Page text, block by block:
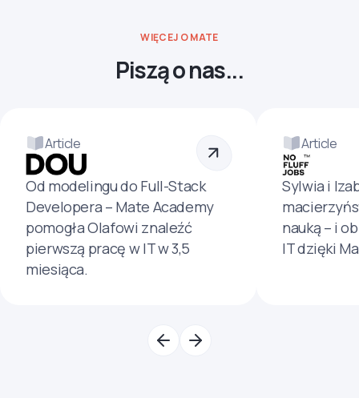
WIĘCEJ O MATE
Piszą o nas...
Article
Od modelingu do Full-Stack
Developera – Mate Academy
pomogła Olafowi znaleźć
pierwszą pracę w IT w 3,5
miesiąca.
Article
Sylwia i
nauką – i
IT dzięki